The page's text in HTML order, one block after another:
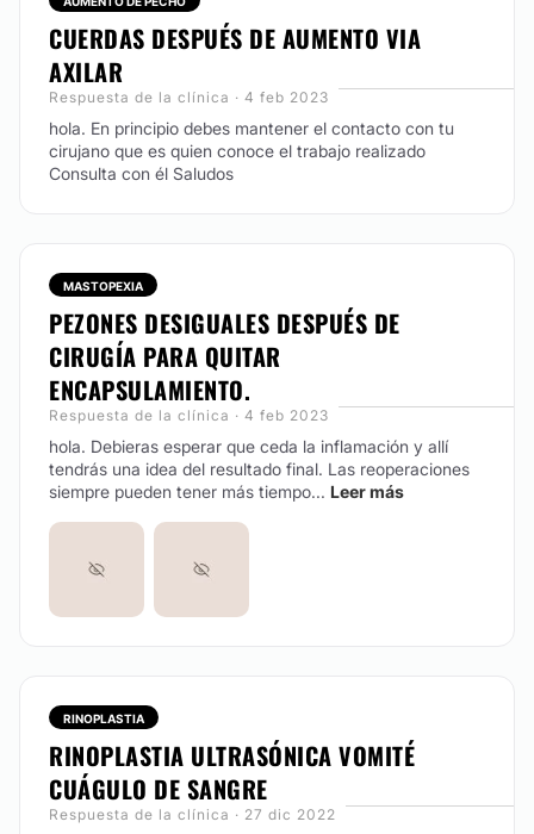
Vascular (SEACV)
Experiencia:
44 años
Atención en:
Italiano
Financiación o facilidades de pago:
No
CUERDAS DESPUÉS DE AUMENTO VIA
AXILAR
Respuesta de la clínica · 4 feb 2023
hola. En principio debes mantener el contacto con tu
cirujano que es quien conoce el trabajo realizado
Consulta con él Saludos
MASTOPEXIA
PEZONES DESIGUALES DESPUÉS DE
CIRUGÍA PARA QUITAR
ENCAPSULAMIENTO.
Respuesta de la clínica · 4 feb 2023
hola. Debieras esperar que ceda la inflamación y allí
tendrás una idea del resultado final. Las reoperaciones
siempre pueden tener más tiempo... Leer más
RINOPLASTIA
RINOPLASTIA ULTRASÓNICA VOMITÉ
CUÁGULO DE SANGRE
Respuesta de la clínica · 27 dic 2022